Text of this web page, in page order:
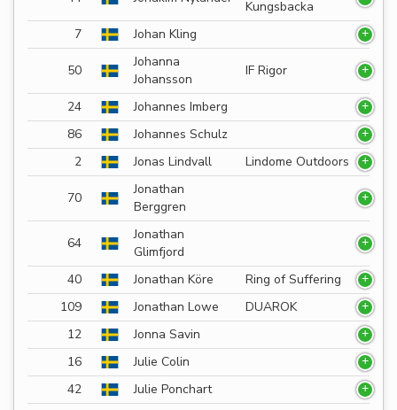
Kungsbacka
7
Johan Kling
50
Johanna
Johansson
IF Rigor
24
Johannes Imberg
86
Johannes Schulz
2
Jonas Lindvall Lindome Outdoors
70
Jonathan
Berggren
64
Jonathan
Glimfjord
40
Jonathan Köre
Ring of Suffering
109
Jonathan Lowe
DUAROK
12
Jonna Savin
16
Julie Colin
42
Julie Ponchart